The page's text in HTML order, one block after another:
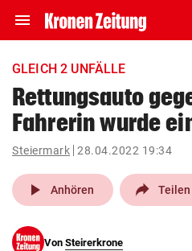
menu Navigation
ein-/ausklappen
account_circle Anmelden
pin_drop
Wien
GLEICH 2 UNFÄLLE
Rettungsauto
Fahrerin wurde
Steiermark 28.04.2022 19:34
play_arrow Anhören Teilen
Von Steirerkrone